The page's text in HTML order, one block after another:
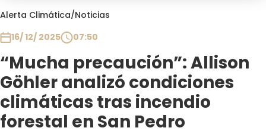
Alerta Climática/Noticias
16/ 12/ 2025
07:50
“Mucha precaución”: Allison
Göhler analizó condiciones
climáticas tras incendio
forestal en San Pedro
Club De La Comedia
Plan Perfecto
El Tiempo
Sabingo
Todos Los Programas